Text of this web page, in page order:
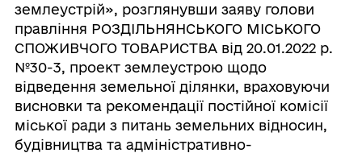
землеустрій», розглянувши заяву голови
правління РОЗДІЛЬНЯНСЬКОГО МІСЬКОГО
СПОЖИВЧОГО ТОВАРИСТВА від 20.01.2022 р.
№30-3, проект землеустрою щодо
відведення земельної ділянки, враховуючи
висновки та рекомендації постійної комісії
міської ради з питань земельних відносин,
будівництва та адміністративно-